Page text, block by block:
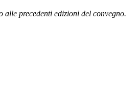
alle precedenti edizioni del convegno.